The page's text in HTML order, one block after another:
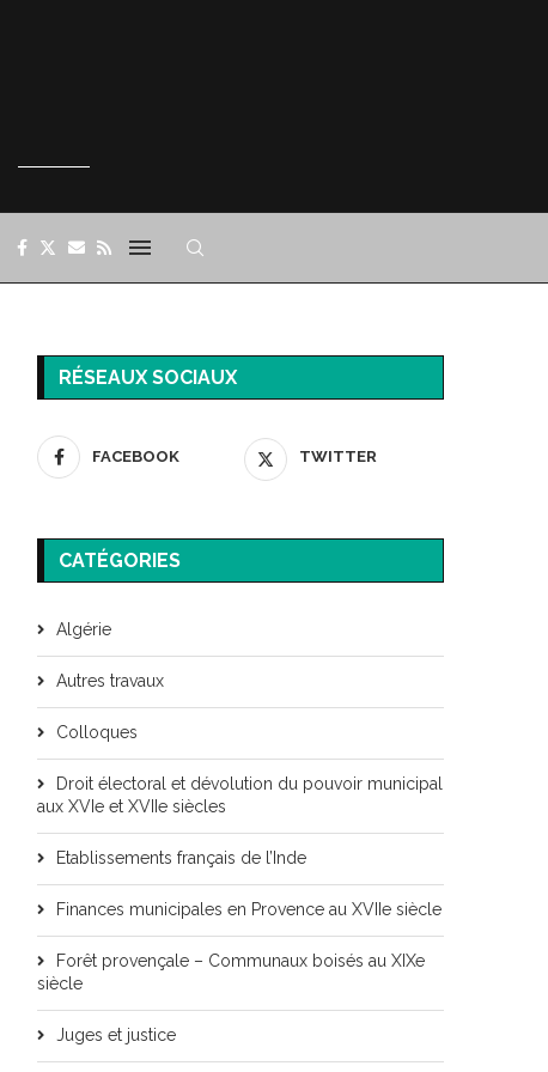
RÉSEAUX SOCIAUX
FACEBOOK TWITTER
CATÉGORIES
Algérie
Autres travaux
Colloques
Droit électoral et dévolution du pouvoir municipal
aux XVIe et XVIIe siècles
Etablissements français de l’Inde
Finances municipales en Provence au XVIIe siècle
Forêt provençale – Communaux boisés au XIXe
siècle
Juges et justice